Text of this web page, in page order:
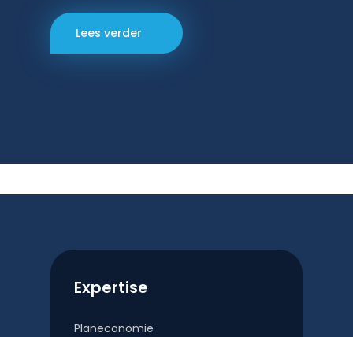
Lees verder
Expertise
Planeconomie